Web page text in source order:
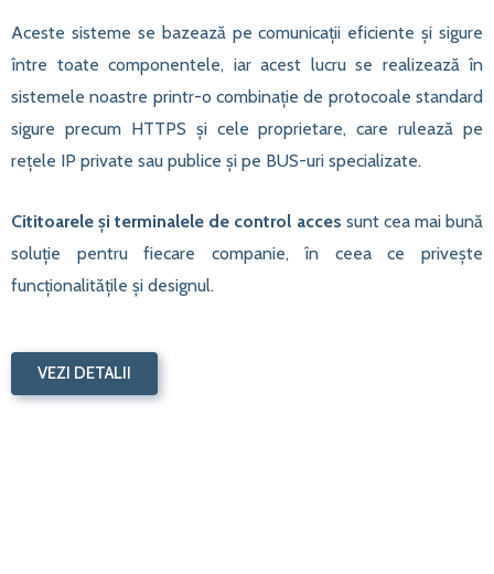
Aceste sisteme se bazează pe comunicații eficiente și sigure
între toate componentele, iar acest lucru se realizează în
sistemele noastre printr-o combinație de protocoale standard
sigure precum HTTPS și cele proprietare, care rulează pe
rețele IP private sau publice și pe BUS-uri specializate.
Cititoarele și terminalele de control acces sunt cea mai bună
soluție pentru fiecare companie, în ceea ce privește
funcționalitățile și designul.
VEZI DETALII